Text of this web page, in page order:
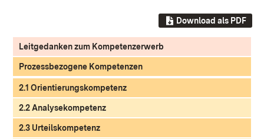
Download als PDF
Leitgedanken zum Kompetenzerwerb
Prozessbezogene Kompetenzen
2.1 Orientierungskompetenz
2.2 Analysekompetenz
2.3 Urteilskompetenz